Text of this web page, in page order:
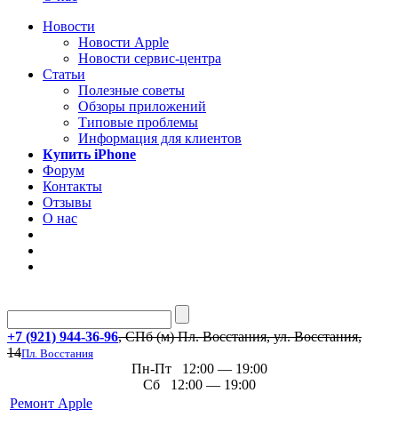
Новости
Новости Apple
Новости сервис-центра
Статьи
Полезные советы
Обзоры приложений
Типовые проблемы
Информация для клиентов
Купить iPhone
Форум
Контакты
Отзывы
О нас
+7 (921) 944-36-96, СПб (м) Пл. Восстания, ул. Восстания,
14Пл. Восстания
Пн-Пт 12:00 — 19:00
Сб 12:00 — 19:00
Ремонт Apple